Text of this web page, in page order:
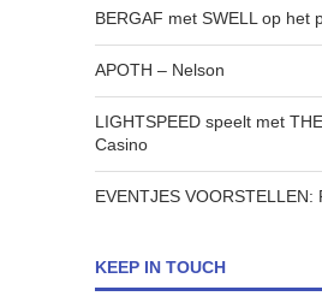
BERGAF met SWELL op het
APOTH – Nelson
LIGHTSPEED speelt met
Casino
EVENTJES VOORSTELLEN:
KEEP IN TOUCH